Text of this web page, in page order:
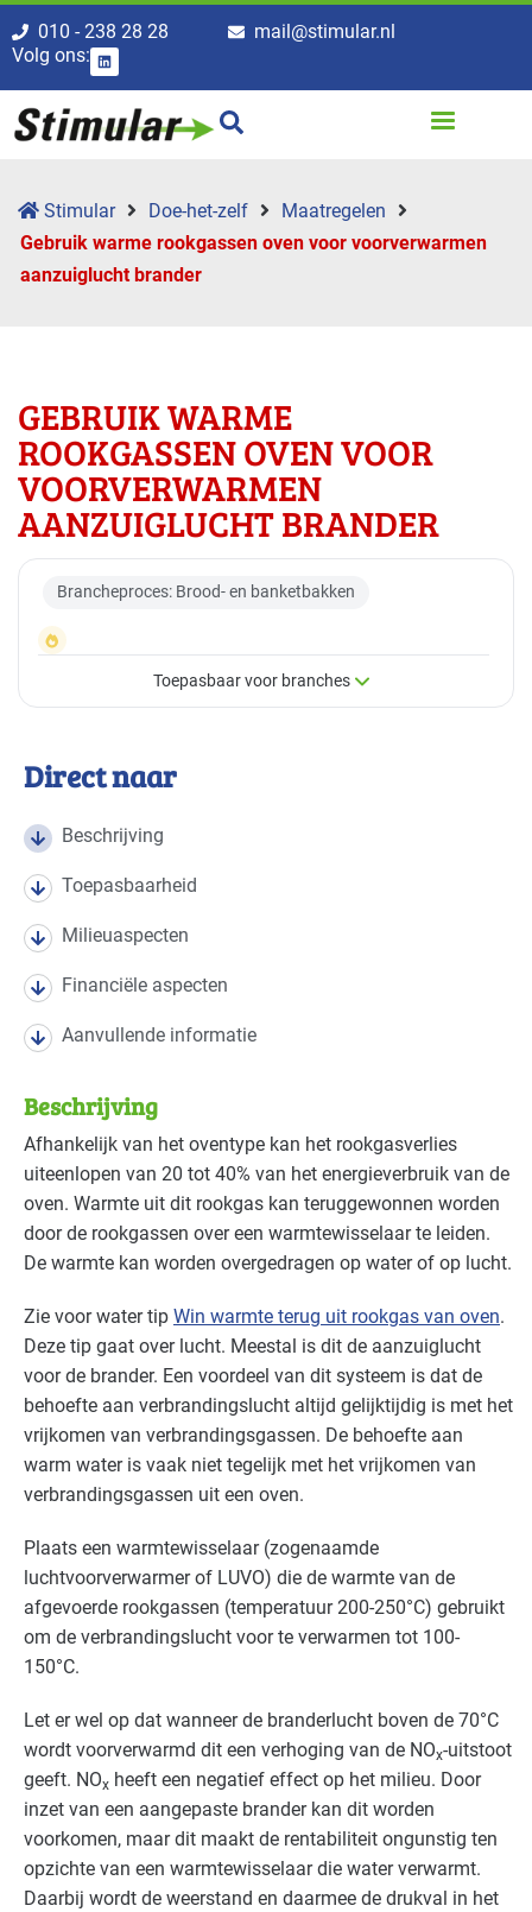
010 - 238 28 28
mail@stimular.nl
Volg ons:
Stimular Doe-het-zelf
Maatregelen
Gebruik warme rookgassen oven voor voorverwarmen
aanzuiglucht brander
GEBRUIK WARME
ROOKGASSEN OVEN VOOR
VOORVERWARMEN
AANZUIGLUCHT BRANDER
Brancheproces: Brood- en banketbakken
Toepasbaar voor branches
Toepasbaar voor branches
branches
Voedingsindustrie - brood en banket
Voedingsindustrie - overig
Direct naar
Beschrijving
Toepasbaarheid
Milieuaspecten
Financiële aspecten
Aanvullende informatie
Beschrijving
Afhankelijk van het oventype kan het rookgasverlies
uiteenlopen van 20 tot 40% van het energieverbruik van de
oven. Warmte uit dit rookgas kan teruggewonnen worden
door de rookgassen over een warmtewisselaar te leiden.
De warmte kan worden overgedragen op water of op lucht.
Zie voor water tip Win warmte terug uit rookgas van oven.
Deze tip gaat over lucht. Meestal is dit de aanzuiglucht
voor de brander. Een voordeel van dit systeem is dat de
behoefte aan verbrandingslucht altijd gelijktijdig is met het
vrijkomen van verbrandingsgassen. De behoefte aan
warm water is vaak niet tegelijk met het vrijkomen van
verbrandingsgassen uit een oven.
Plaats een warmtewisselaar (zogenaamde
luchtvoorverwarmer of LUVO) die de warmte van de
afgevoerde rookgassen (temperatuur 200-250°C) gebruikt
om de verbrandingslucht voor te verwarmen tot 100-
150°C.
Let er wel op dat wanneer de branderlucht boven de 70°C
wordt voorverwarmd dit een verhoging van de NOx-uitstoot
geeft. NOx heeft een negatief effect op het milieu. Door
inzet van een aangepaste brander kan dit worden
voorkomen, maar dit maakt de rentabiliteit ongunstig ten
opzichte van een warmtewisselaar die water verwarmt.
Daarbij wordt de weerstand en daarmee de drukval in het